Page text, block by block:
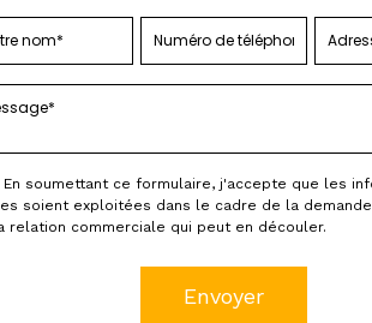
soumettant ce formulaire, j'accepte que les
soient exploitées dans le cadre de la
relation commerciale qui peut en découler.